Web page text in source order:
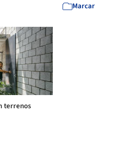
Marcar
terrenos